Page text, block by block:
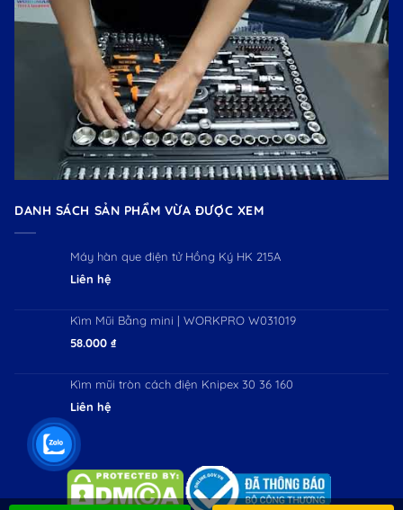
DANH SÁCH SẢN PHẨM VỪA ĐƯỢC XEM
Máy hàn que điện tử Hồng Ký HK 215A
Liên hệ
Kìm Mũi Bằng mini | WORKPRO W031019
58.000 ₫
Kìm mũi tròn cách điện Knipex 30 36 160
Liên hệ